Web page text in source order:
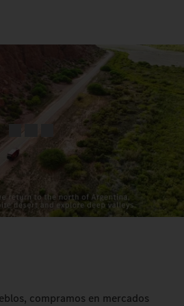
compramos en mercados